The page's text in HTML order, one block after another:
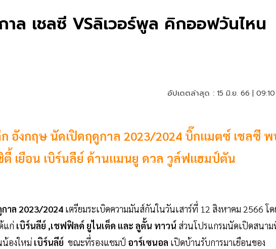
ล เชลซี VSลิเวอร์พูล คิกออฟวันไหน
อัปเดตล่าสุด : 15 มิ.ย. 66 |
อังกฤษ นัดเปิดฤดูกาล 2023/2024 บิ๊กแมตซ์ เชลซี
เยือน เบิร์นลีย์ ด้านแมนยู ดวล วูล์ฟแฮมป์ตัน
าล 2023/2024 เตรียมระเบิดความมันส์กันในวันเสาร์ที่ 12 สิงหาคม 2566 โ
แก่ เบิร์นลีย์ ,เชฟฟิลด์ ยูไนเต็ด และ ลูตั้น ทาวน์ ส่วนโปรแกรมนัดเปิดสนา
องใหม่ เบิร์นลีย์ ขณะที่รองแชมป์ อาร์เซนอล เปิดบ้านรับการมาเยือนของ